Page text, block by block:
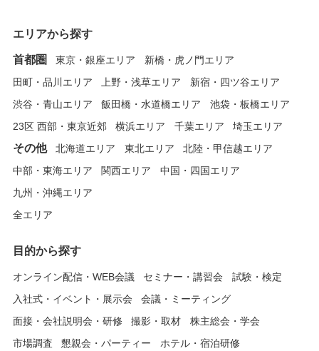
エリアから探す
首都圏 東京・銀座エリア
新橋・虎ノ門エリア
田町・品川エリア
上野・浅草エリア
新宿・四ツ谷エリア
渋谷・青山エリア
飯田橋・水道橋エリア
池袋・板橋エリア
23区 西部・東京近郊
横浜エリア 千葉エリア 埼玉エリア
その他 北海道エリア 東北エリア
北陸・甲信越エリア
中部・東海エリア
関西エリア
中国・四国エリア
九州・沖縄エリア
全エリア
目的から探す
オンライン配信・WEB会議 セミナー・講習会
試験・検定
入社式・イベント・展示会
会議・ミーティング
面接・会社説明会・研修
撮影・取材
株主総会・学会
市場調査
懇親会・パーティー
ホテル・宿泊研修